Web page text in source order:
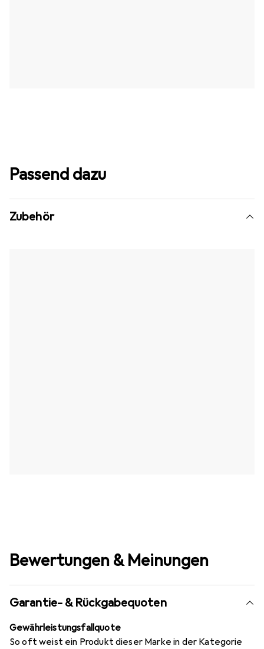
Passend dazu
Zubehör
Bewertungen & Meinungen
Garantie- & Rückgabequoten
Gewährleistungsfallquote
So oft weist ein Produkt dieser Marke in der Kategorie